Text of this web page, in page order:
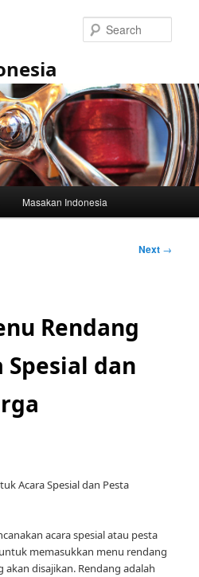
Masakan Indonesia
Next →
Rendang
dan
Acara Spesial dan Pesta
acara spesial atau pesta
memasukkan menu rendang
disajikan. Rendang adalah